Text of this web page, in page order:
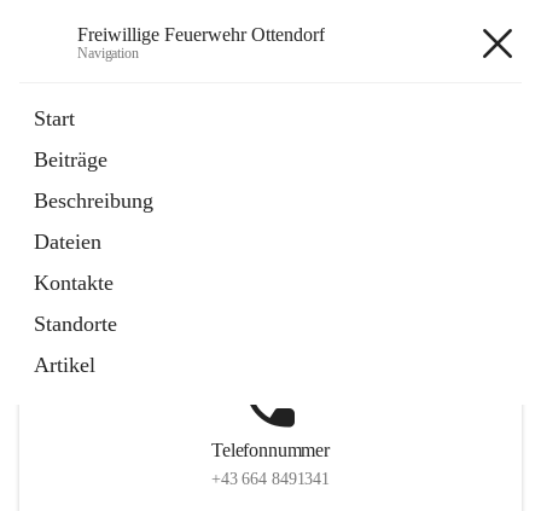
Freiwillige Feuerwehr Ottendorf
Navigation
Start
Beiträge
Beschreibung
Dateien
Kontakte
Standorte
Artikel
Telefonnummer
+43 664 8491341